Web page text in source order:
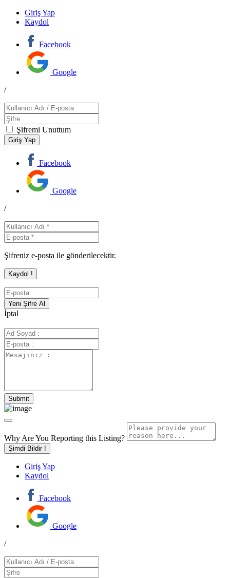
Giriş Yap
Kaydol
Facebook
Google
/
Şifremi Unuttum
Facebook
Google
/
Şifreniz e-posta ile gönderilecektir.
İptal
Why Are You Reporting this Listing?
Şimdi Bildir !
Giriş Yap
Kaydol
Facebook
Google
/